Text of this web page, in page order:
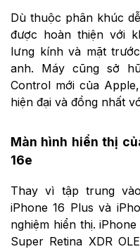
Dù thuộc phân khúc
được hoàn thiện với
lưng kính và mặt
anh. Máy cũng sở
Control mới của
hiện đại và đồng nhất
Màn hình hiển thị
16e
Thay vì tập trung
iPhone 16 Plus và
nghiệm hiển thị.
Super Retina XDR